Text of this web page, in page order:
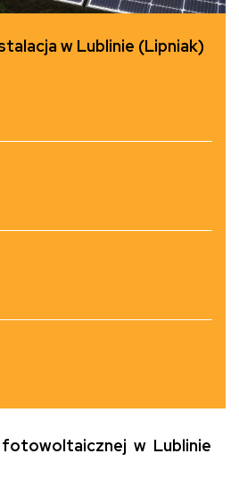
w Lublinie (Lipniak)
fotowoltaicznej w Lublinie